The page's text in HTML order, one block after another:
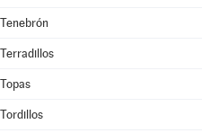
Tenebrón
Terradillos
Topas
Tordillos